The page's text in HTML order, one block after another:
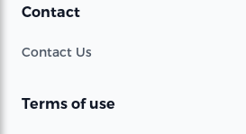
Contact
Contact Us
Terms of use